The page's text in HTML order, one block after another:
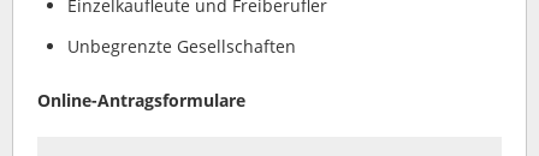
Einzelkaufleute und Freiberufler
Unbegrenzte Gesellschaften
Online-Antragsformulare